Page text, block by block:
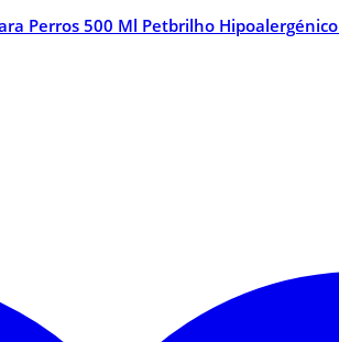
Perros 500 Ml Petbrilho Hipoalergénico